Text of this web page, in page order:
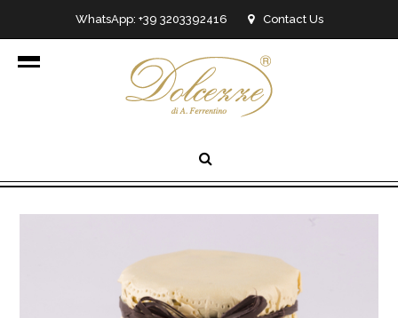
WhatsApp: +39 3203392416 Contact Us
info@dolcezzedicioccolato.it